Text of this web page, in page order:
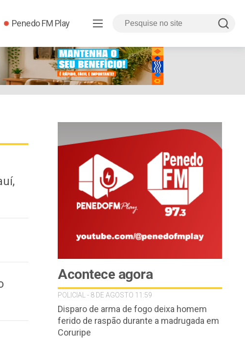
Penedo FM Play
Acontece agora
POLICIAL - 8 DE AGOSTO 11:59
Disparo de arma de fogo deixa homem
ferido de raspão durante a madrugada em
Coruripe